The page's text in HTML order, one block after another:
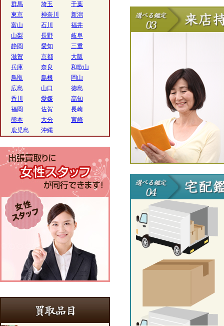
群馬
埼玉
千葉
東京
神奈川
新潟
富山
石川
福井
山梨
長野
岐阜
静岡
愛知
三重
滋賀
京都
大阪
兵庫
奈良
和歌山
鳥取
島根
岡山
広島
山口
徳島
香川
愛媛
高知
福岡
佐賀
長崎
熊本
大分
宮崎
鹿児島
沖縄